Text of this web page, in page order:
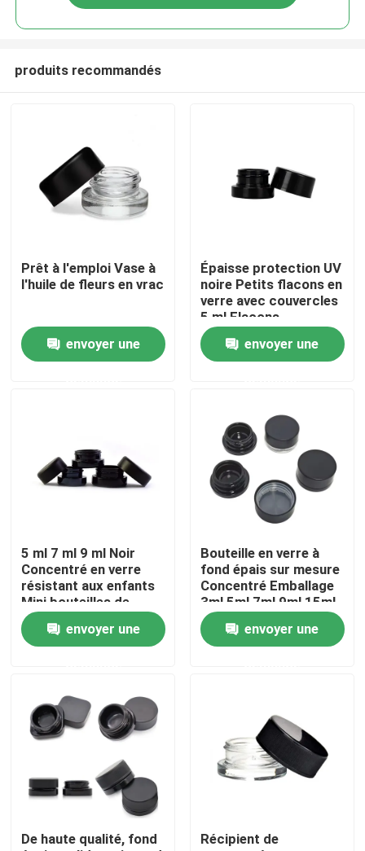
Vidéos
Visite d'usine
Contrôle de qualité
Nouvelles
Demandez une citation
Pots en verre de concentré
produits recommandés
Prêt à l'emploi Vase à
l'huile de fleurs en vrac
envoyer une
Épaisse protection UV
noire Petits flacons en
verre avec couvercles
5 ml Flacons
concentrés
envoyer une
5 ml 7 ml 9 ml Noir
Concentré en verre
résistant aux enfants
Mini bouteilles de
crème Cosmétiques
Récipients noirs
Bouteilles avec
envoyer une
Bouteille en verre à
fond épais sur mesure
Concentré Emballage
3ml 5ml 7ml 9ml 15ml
envoyer une
De haute qualité, fond
Récipient de